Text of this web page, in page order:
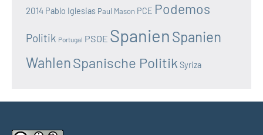
2014 Pablo Iglesias Paul Mason PCE Podemos
Politik Portugal PSOE Spanien Spanien
WahlenSpanische Politik Syriza